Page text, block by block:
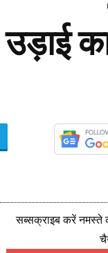
उड़ाई
सब्सक्राइब करें नमस्ते